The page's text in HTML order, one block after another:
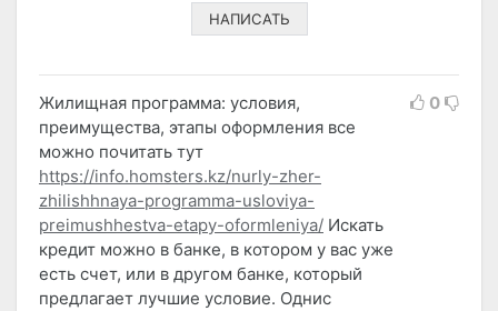
НАПИСАТЬ
Жилищная программа: условия,
преимущества, этапы оформления все
можно почитать тут
https://info.homsters.kz/nurly-zher-
zhilishhnaya-programma-usloviya-
preimushhestva-etapy-oformleniya/ Искать
кредит можно в банке, в котором у вас уже
есть счет, или в другом банке, который
предлагает лучшие условие. Однис
0